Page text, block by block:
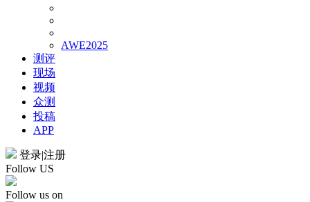
AWE2025
测评
现场
视频
众测
投稿
APP
登录|注册
Follow US
Follow us on